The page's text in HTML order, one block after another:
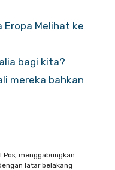
Eropa Melihat ke
bagi kita?
mereka bahkan
menggabungkan
latar belakang